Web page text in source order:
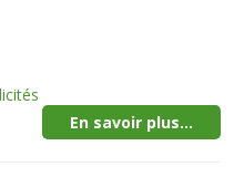
En savoir plus...